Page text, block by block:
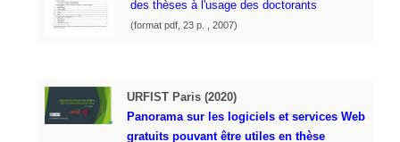
des thèses à l'usage des doctorants
(format pdf, 23 p. , 2007)
URFIST Paris (2020)
Panorama sur les logiciels et services Web
gratuits pouvant être utiles en thèse